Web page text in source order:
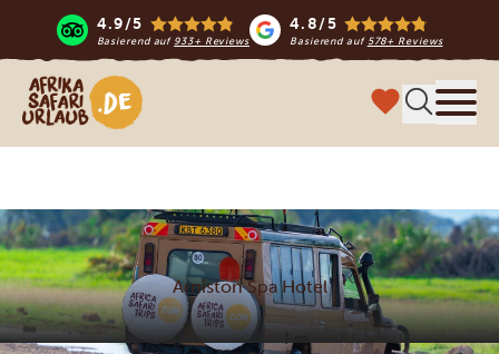
4.9/5
Basierend auf 933+ Reviews
4.8/5
Basierend auf 578+ Reviews
Afrika Safari Urlaub
Arniston Spa Hotel